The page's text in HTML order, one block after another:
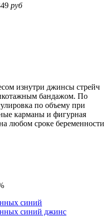
руб
изнутри джинсы стрейч
бандажом. По
по объему при
карманы и фигурная
любом сроке беременности
синий
синий джинс